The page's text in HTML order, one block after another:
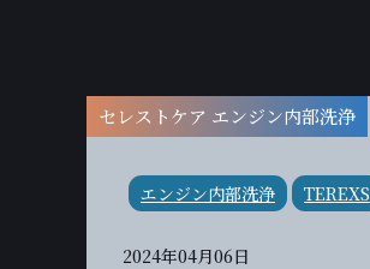
セレストケア エンジン内部洗浄
エンジン内部洗浄 TEREXS
2024年04月06日